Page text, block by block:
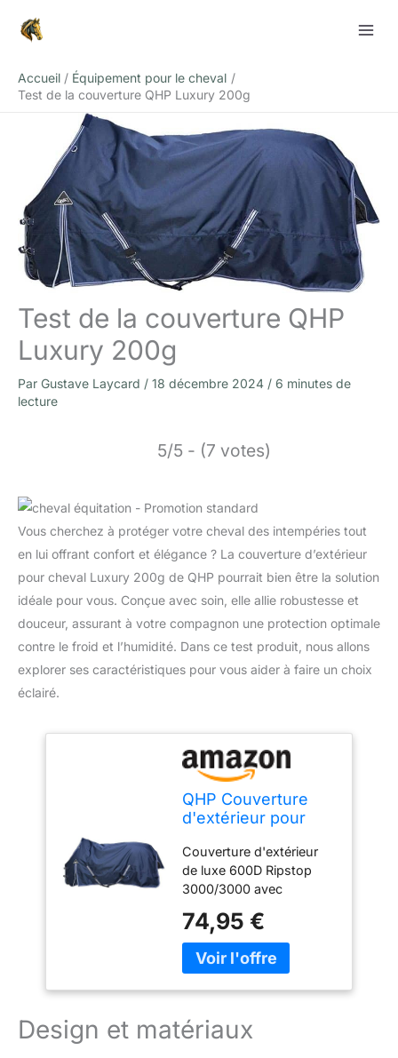
Accueil
Équipement pour le cheval
Test de la couverture QHP Luxury 200g
Test de la couverture QHP
Luxury 200g
Par Gustave Laycard / 18 décembre 2024 / 6 minutes de
lecture
5/5 - (7 votes)
Vous cherchez à protéger votre cheval des intempéries tout
en lui offrant confort et élégance ? La couverture d’extérieur
pour cheval Luxury 200g de QHP pourrait bien être la solution
idéale pour vous. Conçue avec soin, elle allie robustesse et
douceur, assurant à votre compagnon une protection optimale
contre le froid et l’humidité. Dans ce test produit, nous allons
explorer ses caractéristiques pour vous aider à faire un choix
éclairé.
QHP Couverture
d'extérieur pour
Couverture d'extérieur
de luxe 600D Ripstop
3000/3000 avec
Imperméable et respirant.
Anneaux en D Garrot en
polaire. Cordons
la queue et cordon de
queue Double boucle de
74,95 €
Design et matériaux